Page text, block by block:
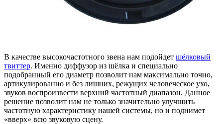
В качестве высокочастотного звена нам подойдет шёлковый
твиттер. Именно диффузор из шёлка и специально
подобранный его диаметр позволит нам максимально точно,
артикулированно и без лишних, режущих человеческое ухо,
звуков воспроизвести верхний частотный диапазон. Данное
решение позволит нам не только значительно улучшить
частотную характеристику нашей системы, но и поднимет
«вверх» всю звуковую сцену.